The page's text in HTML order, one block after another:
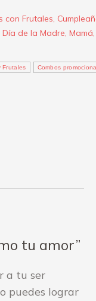
con Frutales,
Día de la Madre, Mamá,
Frutales Combos
tu amor”
a tu ser
puedes lograr